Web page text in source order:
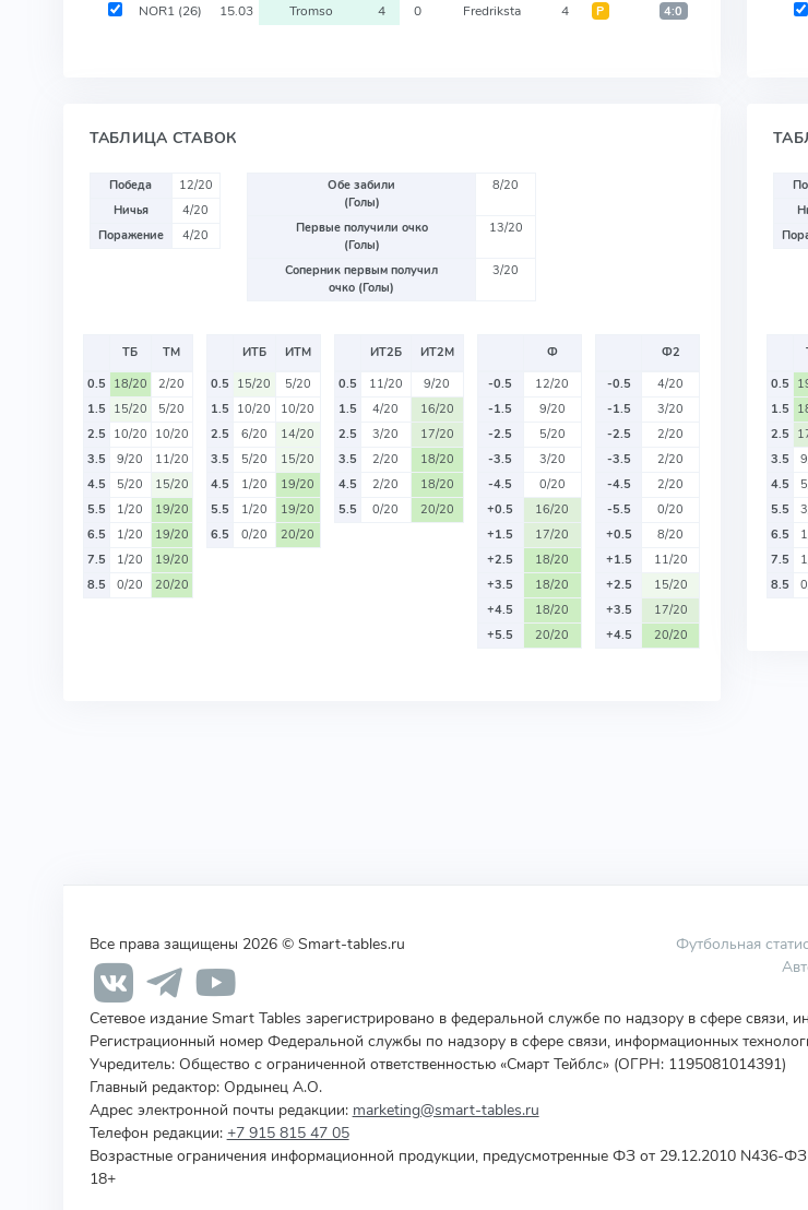
NOR1 (26) 15.03 Tromso 4 0 Fredriksta 4 Р 4:0
ТАБЛИЦА СТАВОК
Победа
12/20
Ничья
4/20
Поражение
4/20
Обе забили
(Голы)
8/20
Первые получили очко
(Голы)
13/20
Соперник первым получил
очко (Голы)
3/20
ТБ
ТМ
0.5 18/20
2/20
1.5 15/20
5/20
2.5 10/20 10/20
3.5
9/20
11/20
4.5
5/20
15/20
5.5
1/20
19/20
6.5
1/20
19/20
7.5
1/20
19/20
8.5
0/20 20/20
ИТБ
ИТМ
0.5 15/20
5/20
1.5 10/20
10/20
2.5
6/20
14/20
3.5
5/20
15/20
4.5
1/20
19/20
5.5
1/20
19/20
6.5
0/20 20/20
ИТ2Б
ИТ2М
0.5
11/20
9/20
1.5
4/20
16/20
2.5
3/20
17/20
3.5
2/20
18/20
4.5
2/20
18/20
5.5
0/20 20/20
Ф
-0.5
12/20
-1.5
9/20
-2.5
5/20
-3.5
3/20
-4.5
0/20
+0.5
16/20
+1.5
17/20
+2.5
18/20
+3.5
18/20
+4.5
18/20
+5.5
20/20
Ф2
-0.5
4/20
-1.5
3/20
-2.5
2/20
-3.5
2/20
-4.5
2/20
-5.5
0/20
+0.5
8/20
+1.5
11/20
+2.5
15/20
+3.5
17/20
+4.5
20/20
0.5
1.5
2.5
3.5
4.5
5.5
6.5
7.5
8.5
Все права защищены 2026 © Smart-tables.ru Футбольная
Сетевое издание Smart Tables зарегистрировано в федеральной службе по надзору в сфере
Регистрационный номер Федеральной службы по надзору в сфере связи, информационных
Учредитель: Общество с ограниченной ответственностью «Смарт Тейблс» (ОГРН: 1195081014391)
Главный редактор: Ордынец А.О.
Адрес электронной почты редакции: marketing@smart-tables.ru
Телефон редакции: +7 915 815 47 05
Возрастные ограничения информационной продукции, предусмотренные ФЗ от 29.12.2010 N436-
18+